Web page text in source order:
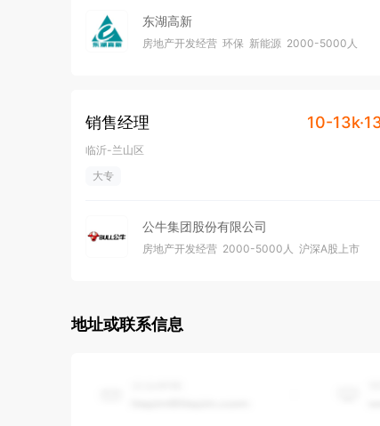
    全国人大代表、全国劳动模范、天元集团董事长、党委书记张桂玉偕全体员工将继续发扬“自强、创新、诚信、奉
献”的天元精神，竭诚与海内外各界朋友携手合作，
东湖高新
房地产开发经营 环保 新能源 2000-5000人
销售经理 10-
临沂-兰山区
大专
公牛集团股份有限公司
房地产开发经营 2000-5000人 沪深A股上市
地址或联系信息